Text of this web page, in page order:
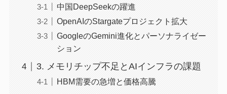
中国DeepSeekの躍進
OpenAIのStargateプロジェクト拡大
GoogleのGemini進化とパーソナライゼー
ション
3. メモリチップ不足とAIインフラの課題
HBM需要の急増と価格高騰